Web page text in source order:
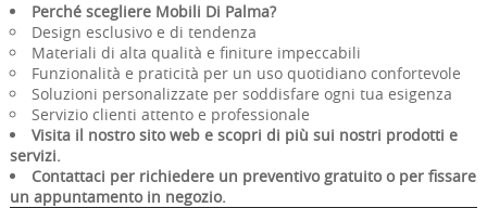
Perché scegliere Mobili Di Palma?
Design esclusivo e di tendenza
Materiali di alta qualità e finiture impeccabili
Funzionalità e praticità per un uso quotidiano confortevole
Soluzioni personalizzate per soddisfare ogni tua esigenza
Servizio clienti attento e professionale
Visita il nostro sito web e scopri di più sui nostri prodotti e
servizi.
Contattaci per richiedere un preventivo gratuito o per fissare
un appuntamento in negozio.